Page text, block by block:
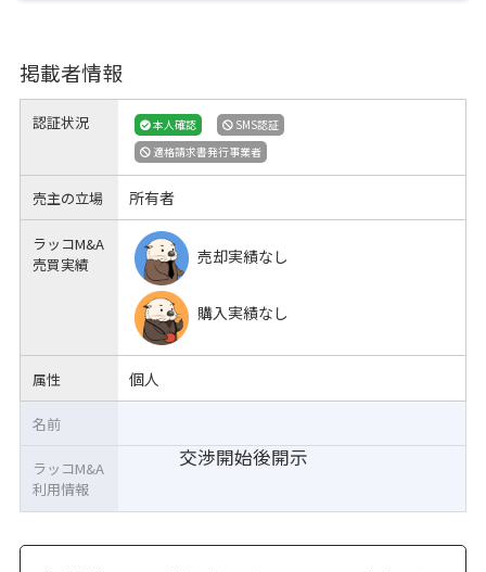
掲載者情報
認証状況 本人確認
SMS認証
適格請求書発行事業者
売主の立場 所有者
ラッコM&A
売買実績
売却実績なし
購入実績なし
属性 個人
交渉開始後開示
名前
ラッコM&A
利用情報